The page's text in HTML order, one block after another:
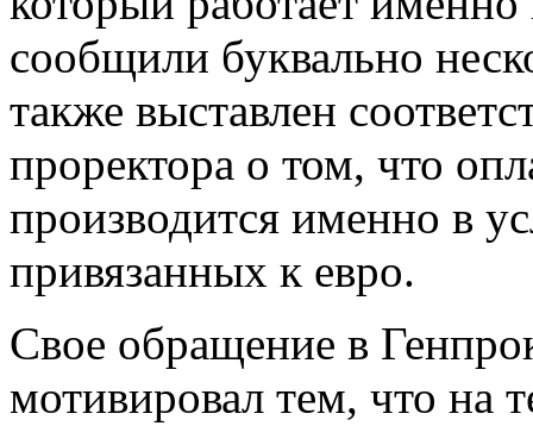
сообщили буквально
также выставлен
проректора о том, что
производится именно в
привязанных к евро.
Свое обращение в
мотивировал тем, что на